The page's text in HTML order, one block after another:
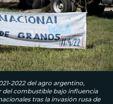
2022 del agro argentino,
combustible bajo influencia
tras la invasión rusa de